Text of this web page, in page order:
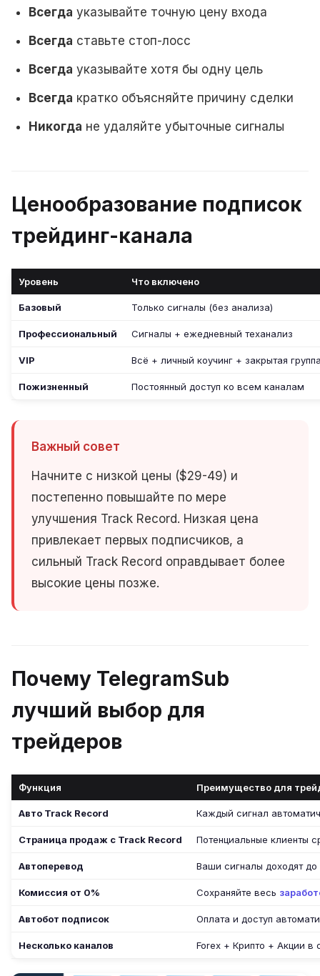
Всегда указывайте точную цену входа
Всегда ставьте стоп-лосс
Всегда указывайте хотя бы одну цель
Всегда кратко объясняйте причину сделки
Никогда не удаляйте убыточные сигналы
Ценообразование подписок
трейдинг-канала
Уровень Что включено
Базовый Только сигналы (без анализа)
Профессиональный Сигналы + ежедневный теханализ
VIP Всё + личный коучинг + закрытая
Пожизненный Постоянный доступ ко всем каналам
Важный совет
Начните с низкой цены ($29-49) и
постепенно повышайте по мере
улучшения Track Record. Низкая цена
привлекает первых подписчиков, а
сильный Track Record оправдывает более
высокие цены позже.
Почему TelegramSub
лучший выбор для
трейдеров
Функция Преимущество для
Авто Track Record Каждый сигнал
Страница продаж с Track Record Потенциальные клиенты
Автоперевод Ваши сигналы доходят
Комиссия от 0% Сохраняйте весь
Автобот подписок Оплата и доступ
Несколько каналов Forex + Крипто + Акции в